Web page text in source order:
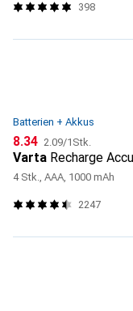
398
Batterien + Akkus
CHF
8.34 CHF
2.09/1Stk.
Varta Recharge
4 Stk., AAA, 1000 mAh
2247